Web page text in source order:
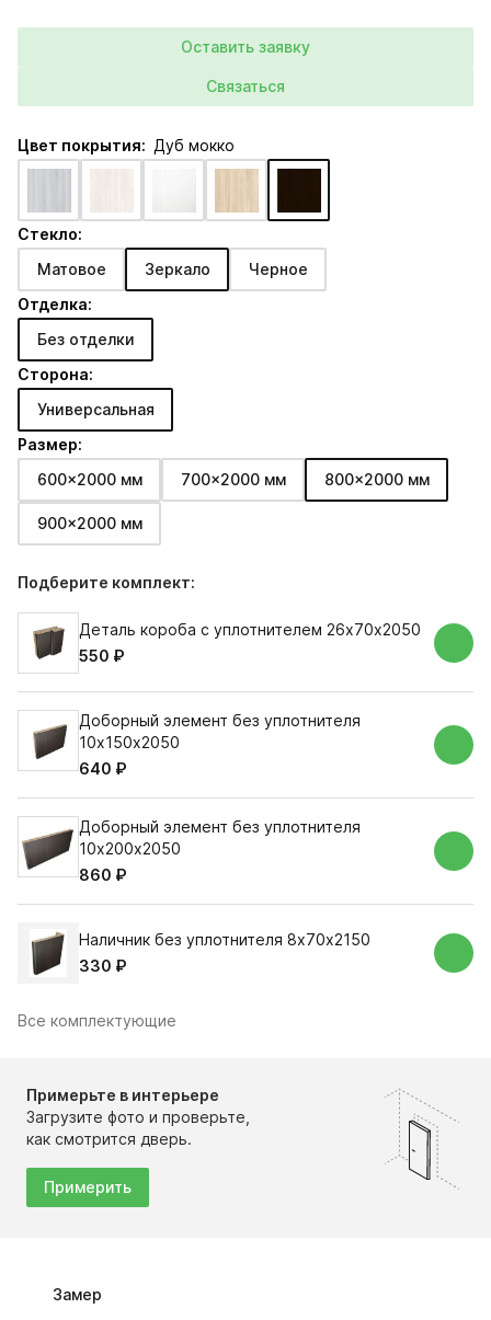
Оставить заявку
Связаться
Цвет покрытия: Дуб мокко
Стекло:
Матовое
Зеркало
Черное
Отделка:
Без отделки
Сторона:
Универсальная
Размер:
600x2000 мм
700x2000 мм 800x2000 мм
900x2000 мм
Подберите комплект:
Деталь короба с уплотнителем 26х70х2050
550 ₽
Доборный элемент без уплотнителя
10х150х2050
640 ₽
Доборный элемент без уплотнителя
10х200х2050
860 ₽
Наличник без уплотнителя 8х70х2150
330 ₽
Все комплектующие
Примерьте в интерьере
Загрузите фото и проверьте,
как смотрится дверь.
Примерить
Замер